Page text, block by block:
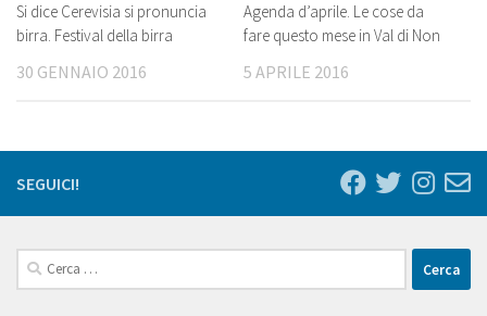
Si dice Cerevisia si pronuncia
birra. Festival della birra
30 GENNAIO 2016
Agenda d’aprile. Le cose da
fare questo mese in Val di Non
5 APRILE 2016
SEGUICI!
Ricerca
per: